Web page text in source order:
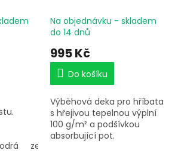
zelená
Na objednávku - skladem
do 14 dnů
995 Kč
Do košíku
Výběhová deka pro hříbata
s hřejivou tepelnou výplní
100 g/m² a podšívkou
absorbující pot.